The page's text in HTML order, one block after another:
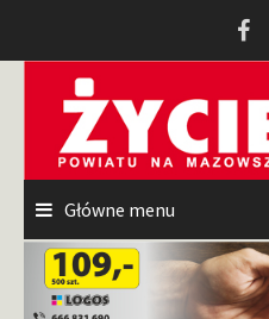
Główne menu